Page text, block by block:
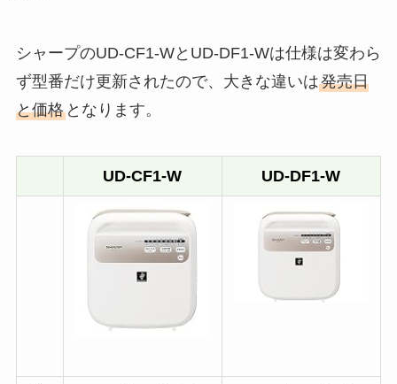
シャープのUD-CF1-WとUD-DF1-Wは仕様は変わら
ず型番だけ更新されたので、大きな違いは発売日
と価格となります。
UD-CF1-W UD-DF1-W